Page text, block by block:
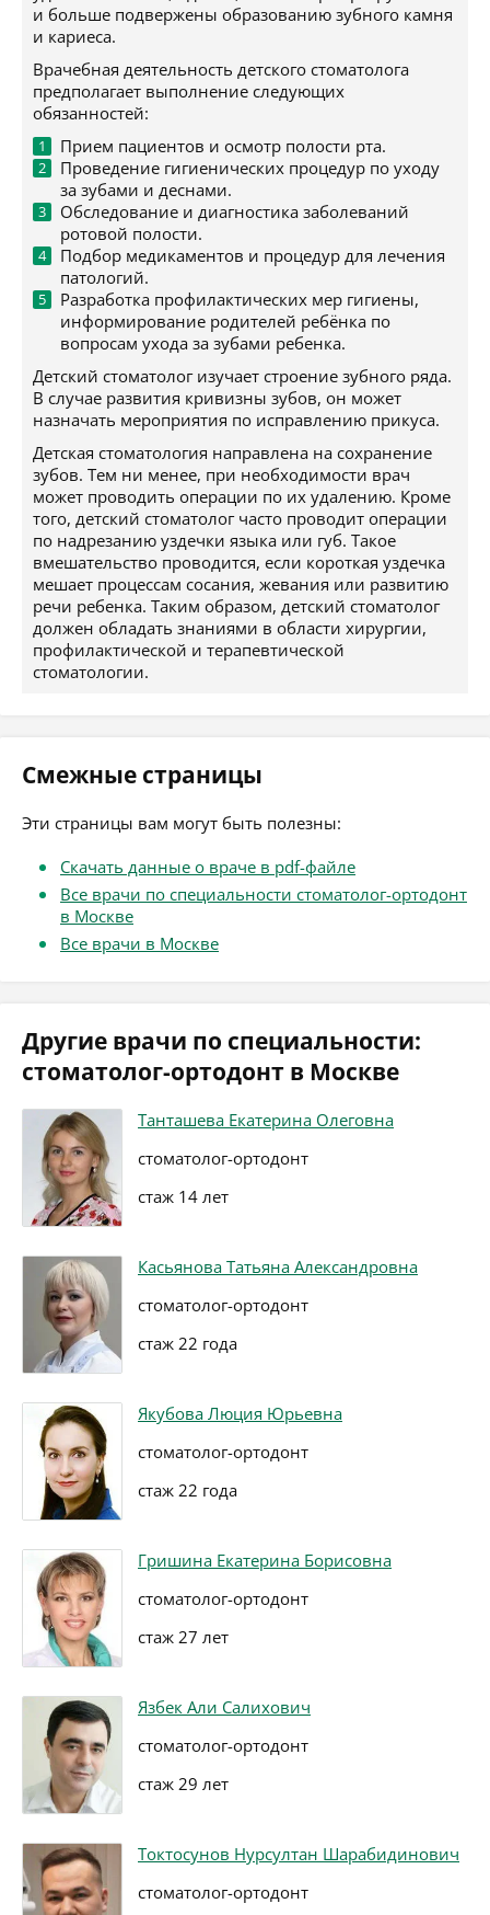
и больше подвержены образованию зубного камня
и кариеса.
Врачебная деятельность детского стоматолога
предполагает выполнение следующих
обязанностей:
Прием пациентов и осмотр полости рта.
Проведение гигиенических процедур по уходу
за зубами и деснами.
Обследование и диагностика заболеваний
ротовой полости.
Подбор медикаментов и процедур для лечения
патологий.
Разработка профилактических мер гигиены,
информирование родителей ребёнка по
вопросам ухода за зубами ребенка.
Детский стоматолог изучает строение зубного ряда.
В случае развития кривизны зубов, он может
назначать мероприятия по исправлению прикуса.
Детская стоматология направлена на сохранение
зубов. Тем ни менее, при необходимости врач
может проводить операции по их удалению. Кроме
того, детский стоматолог часто проводит операции
по надрезанию уздечки языка или губ. Такое
вмешательство проводится, если короткая уздечка
мешает процессам сосания, жевания или развитию
речи ребенка. Таким образом, детский стоматолог
должен обладать знаниями в области хирургии,
профилактической и терапевтической
стоматологии.
Смежные страницы
Эти страницы вам могут быть полезны:
Скачать данные о враче в pdf-файле
Все врачи по специальности стоматолог-ортодонт
в Москве
Все врачи в Москве
Другие врачи по специальности:
стоматолог-ортодонт в Москве
Танташева Екатерина Олеговна
стоматолог-ортодонт
стаж 14 лет
Касьянова Татьяна Александровна
стоматолог-ортодонт
стаж 22 года
Якубова Люция Юрьевна
стоматолог-ортодонт
стаж 22 года
Гришина Екатерина Борисовна
стоматолог-ортодонт
стаж 27 лет
Язбек Али Салихович
стоматолог-ортодонт
стаж 29 лет
Токтосунов Нурсултан Шарабидинович
стоматолог-ортодонт